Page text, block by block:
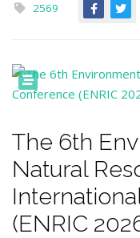
2569
The 6th
Natural
(ENRIC